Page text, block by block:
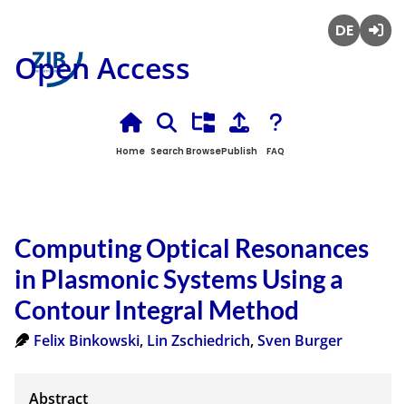
Open Access
Home Search BrowsePublish FAQ
Computing Optical Resonances
in Plasmonic Systems Using a
Contour Integral Method
Felix Binkowski, Lin Zschiedrich,Sven Burger